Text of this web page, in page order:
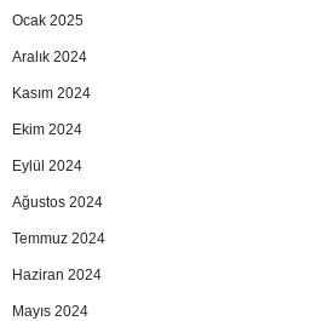
Ocak 2025
Aralık 2024
Kasım 2024
Ekim 2024
Eylül 2024
Ağustos 2024
Temmuz 2024
Haziran 2024
Mayıs 2024